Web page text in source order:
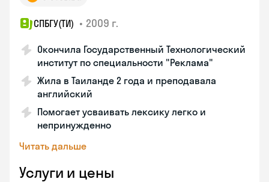
СПБГУ(ТИ) • 2009 г.
Окончила Государственный Технологический
институт по специальности "Реклама"
Жила в Таиланде 2 года и преподавала
английский
Помогает усваивать лексику легко и
непринужденно
Читать дальше
Услуги и цены